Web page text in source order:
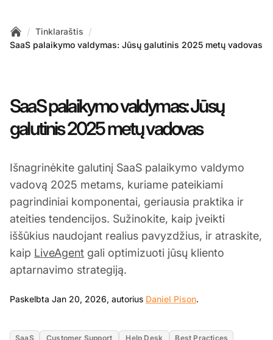
Home
/ Tinklaraštis /
SaaS palaikymo valdymas: Jūsų galutinis 2025 metų vadovas
SaaS palaikymo valdymas: Jūsų
galutinis 2025 metų vadovas
Išnagrinėkite galutinį SaaS palaikymo valdymo
vadovą 2025 metams, kuriame pateikiami
pagrindiniai komponentai, geriausia praktika ir
ateities tendencijos. Sužinokite, kaip įveikti
iššūkius naudojant realius pavyzdžius, ir atraskite,
kaip LiveAgent gali optimizuoti jūsų kliento
aptarnavimo strategiją.
Paskelbta Jan 20, 2026, autorius Daniel Pison.
SaaS Customer Support Help Desk
Best Practices